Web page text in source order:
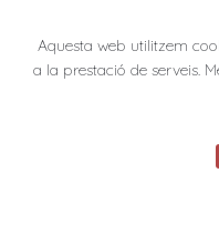
Aquesta web utilitzem
a la prestació de serveis.